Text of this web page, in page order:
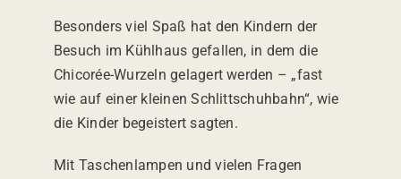
Besonders viel Spaß hat den Kindern der
Besuch im Kühlhaus gefallen, in dem die
Chicorée-Wurzeln gelagert werden – „fast
wie auf einer kleinen Schlittschuhbahn“, wie
die Kinder begeistert sagten.
Mit Taschenlampen und vielen Fragen